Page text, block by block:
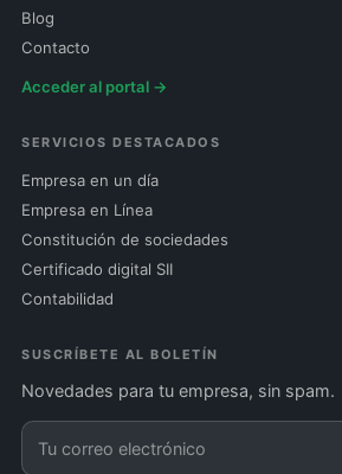
Blog
Contacto
Acceder al portal →
SERVICIOS DESTACADOS
Empresa en un día
Empresa en Línea
Constitución de sociedades
Certificado digital SII
Contabilidad
SUSCRÍBETE AL BOLETÍN
Novedades para tu empresa, sin spam.